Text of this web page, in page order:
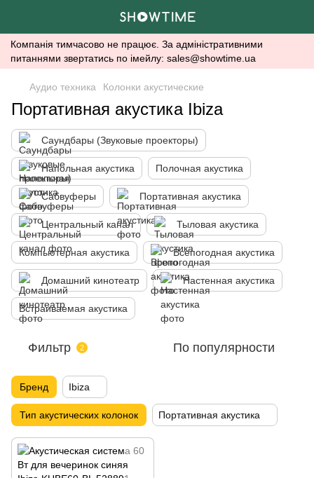
Компанія тимчасово не працює. За адміністративними
питаннями звертатись по імейлу: sales@showtime.ua
Аудио техника Колонки акустические
Портативная акустика Ibiza
Саундбары (Звуковые проекторы)
Напольная акустика Полочная акустика
Сабвуферы Портативная акустика
Центральный канал Тыловая акустика
Компьютерная акустика Всепогодная акустика
Домашний кинотеатр Настенная акустика
Встраиваемая акустика
Фильтр 2 По популярности
Бренд Ibiza
Тип акустических колонок Портативная акустика